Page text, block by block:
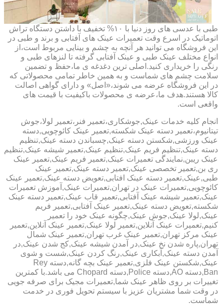
طبی با عدسی های روز دنیا با ۱۰% تخفیف با داشتن دستگاه تراش
اتوماتیک در اسرع وقت تعمیرات عینک های آفتابی و برند و طبی در
این فروشگاه می توانید هر آنچه به چشم و بینایی مربوط است،از
انواع مختلف عینک طبی و عینک آفتابی گرفته تا لنزهای طبی و
رنگی را خریداری کنید.اصلی ترین دغدغه ی ما،حفظ و تضمین
سلامت چشم های شماست و به همین خاطر تمامی محصولاتی که
در این فروشگاه عرضه می شوند،«اصل» و دارای گواهی اصالت
کالا هستند.هدف ما،عرضه ی محصولات باکیفیت با قیمت های
واقعی است.
انجام کلیه خدمات عینک,جوشکاری،تعمیر فنر،تعمیر لولا،جوش
تیتانیوم،تعمیر دسته عینک شکسته,تعمیر عینک کائوچویی,دسته
عینک ورزشی,شکستن دسته عینک,چسباندن دسته عینک,تنظیم
دسته عینک,تنظیم فریم عینک,تنظیم عینک,تعمیر شیشه عینک,تنظیم
عینک ریبن,نمایندگی تعمیرات عینک,تعمیر فریم عینک,تعمیر عینک
ری بن,تعمیر تخصصی عینک,تعمیر دسته عینک,تعمیر عینک
طبی,عینک,تعمیر دسته عینک افتابی,تعویض دسته عینک,تعمیر عینک
کائوچویی,تعمیرات عینک در تهران,تعمیرات عینک,آموزش تعمیرات
عینک,تعمیر شیشه عینک آفتابی,تعمیر قاب عینک,تعمیر دسته عینک
شکسته,تعویض دسته عینک,تعمیر عینک آفتابی,تعمیر فریم
عینک,لولا عینک,جوش عینک,چگونه عینک خود را تعمیر
کنیم,تعمیرات عینک آنلاین,تعمیر لولا عینک,تعمیر عینک آنلاین,تعمیر
عینک مرکز تهران,تعمیر عینک غرب تهران,تعمیر عینک شمال
تهران,پاره شدن نخ عینک,در آمدن شیشه عینک,کج شدن عینک,در
آمدن دسته عینک,آبکاری عینک,رنگ کردن عینک,شست و شوی
عینک,شکستن عینک فلزی,تعمیر عینک بچه گانه,دسته Rey
Ban,دسته AO,دسته Police,دسته Chopard می باشد.با کمترین
تغییرات بر روی ظاهر عینک شما,تعمیرات مجیک برای صرفه جویی
در وقت شما مشتریان عزیز با سیستم تحویل فوری در خدمت
شماست.